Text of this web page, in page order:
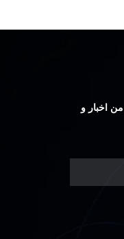
اخبار و